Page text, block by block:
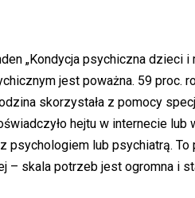
„Kondycja psychiczna dzieci
jest poważna. 59 proc.
skorzystała z pomocy
hejtu w internecie lub
psychologiem lub psychiatrą.
– skala potrzeb jest ogromna i